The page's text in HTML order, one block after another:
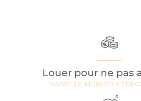
Louer pour ne pas
VAISSELLE, MOBILIER ET